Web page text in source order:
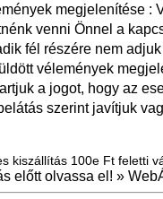
megjelenítése :
venni Önnel a
fél részére nem adjuk
vélemények
a jogot, hogy az
szerint javítjuk
kiszállítás 100e Ft feletti
előtt olvassa el! »